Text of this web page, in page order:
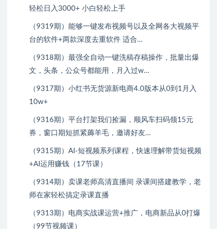
轻松日入3000+ 小白轻松上手
（9319期）能够一键发布视频号以及全网各大视频平
台的软件+两款深度去重软件 适合…
（9318期）最强全自动一键洗稿存稿操作，批量出爆
文，头条，公众号都能用，月入过w…
（9317期）小红书无货源新电商4.0版本从0到1月入
10w+
（9316期）平台打架我们捡漏，顺风车扫码领15元
券，窗口期短抓紧薅羊毛，邀请好友…
（9315期）AI-短视频系列课程，快速理解带货短视频
+AI运用赚钱（17节课）
（9314期）卖课老师高清直播间 录课间搭建教学，老
师在家轻松搞定录课直播
（9313期）电商实战课运营+推广，电商新品从0打爆
（99节视频课）